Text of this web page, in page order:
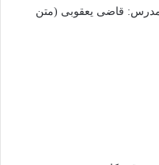
قاضی یعقوبی (متن